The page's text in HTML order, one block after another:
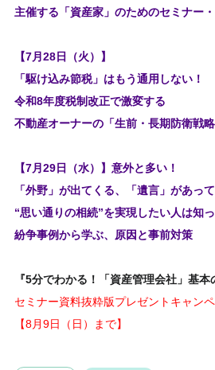
主催する「資産家」のためのセミナー
【7月28日（火）】
「駆け込み節税」はもう通用しない！
令和8年度税制改正で激変する
不動産オーナーの「生前・長期防衛戦略
【7月29日（水）】意外と多い！
「外野」が出てくる、「遺言」があっ
“思い通りの相続”を実現したい人は知
紛争事例から学ぶ、原因と事前対策
『5分でわかる！「資産管理会社」基本
セミナー資料抜粋版プレゼントキャン
【8月9日（日）まで】